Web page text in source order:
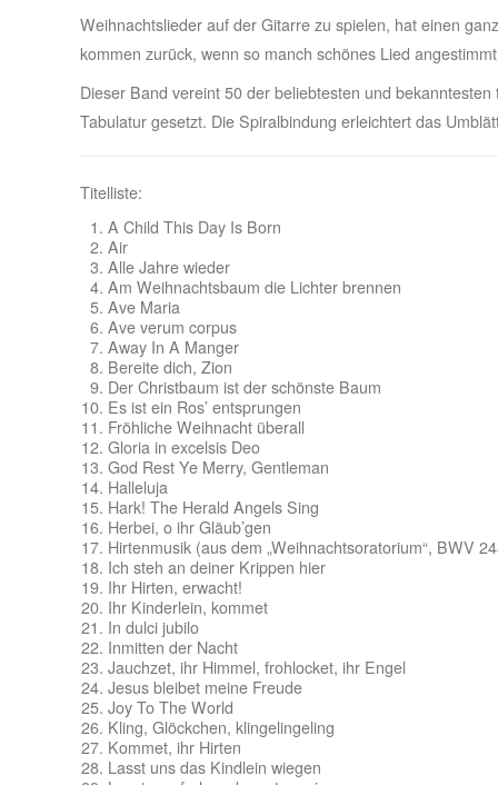
Weihnachtslieder auf der Gitarre zu spielen, hat einen
kommen zurück, wenn so manch schönes Lied
Dieser Band vereint 50 der beliebtesten und
Tabulatur gesetzt. Die Spiralbindung erleichtert das
Titelliste:
A Child This Day Is Born
Air
Alle Jahre wieder
Am Weihnachtsbaum die Lichter brennen
Ave Maria
Ave verum corpus
Away In A Manger
Bereite dich, Zion
Der Christbaum ist der schönste Baum
Es ist ein Ros’ entsprungen
Fröhliche Weihnacht überall
Gloria in excelsis Deo
God Rest Ye Merry, Gentleman
Halleluja
Hark! The Herald Angels Sing
Herbei, o ihr Gläub’gen
Hirtenmusik (aus dem „Weihnachtsoratorium“, BWV
Ich steh an deiner Krippen hier
Ihr Hirten, erwacht!
Ihr Kinderlein, kommet
In dulci jubilo
Inmitten der Nacht
Jauchzet, ihr Himmel, frohlocket, ihr Engel
Jesus bleibet meine Freude
Joy To The World
Kling, Glöckchen, klingelingeling
Kommet, ihr Hirten
Lasst uns das Kindlein wiegen